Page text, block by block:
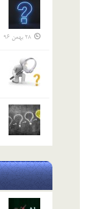
28 بهمن 96